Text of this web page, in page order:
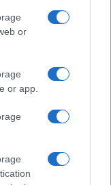
or
or app.
bella anche dal
fa
il centro
e degrado: